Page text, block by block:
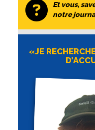
Et vous,
notre
«JE